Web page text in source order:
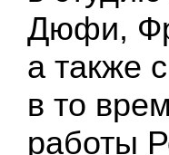
Дюфи,
а также
в то
работы